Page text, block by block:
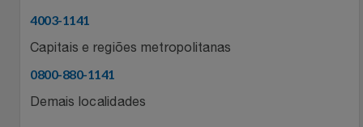
Notebooks E Tablet
Netshoes
Oster
4003-1141
Capitais e regiões metropolitanas
0800-880-1141
Demais localidades